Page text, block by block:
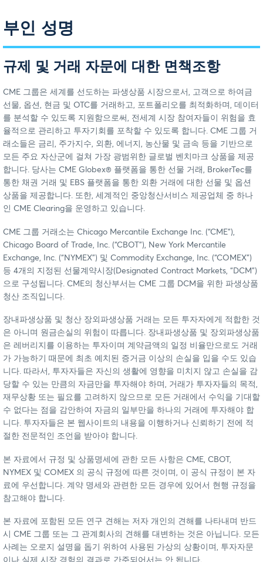
부인 성명
규제 및 거래 자문에 대한 면책조항
CME 그룹은 세계를 선도하는 파생상품 시장으로서, 고객으로 하여금
선물, 옵션, 현금 및 OTC를 거래하고, 포트폴리오를 최적화하며, 데이터
를 분석할 수 있도록 지원함으로써, 전세계 시장 참여자들이 위험을 효
율적으로 관리하고 투자기회를 포착할 수 있도록 합니다. CME 그룹 거
래소들은 금리, 주가지수, 외환, 에너지, 농산물 및 금속 등을 기반으로
모든 주요 자산군에 걸쳐 가장 광범위한 글로벌 벤치마크 상품을 제공
합니다. 당사는 CME Globex® 플랫폼을 통한 선물 거래, BrokerTec를
통한 채권 거래 및 EBS 플랫폼을 통한 외환 거래에 대한 선물 및 옵션
상품을 제공합니다. 또한, 세계적인 중앙청산서비스 제공업체 중 하나
인 CME Clearing을 운영하고 있습니다.
CME 그룹 거래소는 Chicago Mercantile Exchange Inc. (“CME”),
Chicago Board of Trade, Inc. (“CBOT”), New York Mercantile
Exchange, Inc. (“NYMEX”) 및 Commodity Exchange, Inc. (“COMEX”)
등 4개의 지정된 선물계약시장(Designated Contract Markets, “DCM”)
으로 구성됩니다. CME의 청산부서는 CME 그룹 DCM을 위한 파생상품
청산 조직입니다.
장내파생상품 및 청산 장외파생상품 거래는 모든 투자자에게 적합한 것
은 아니며 원금손실의 위험이 따릅니다. 장내파생상품 및 장외파생상품
은 레버리지를 이용하는 투자이며 계약금액의 일정 비율만으로도 거래
가 가능하기 때문에 최초 예치된 증거금 이상의 손실을 입을 수도 있습
니다. 따라서, 투자자들은 자신의 생활에 영향을 미치지 않고 손실을 감
당할 수 있는 만큼의 자금만을 투자해야 하며, 거래가 투자자들의 목적,
재무상황 또는 필요를 고려하지 않으므로 모든 거래에서 수익을 기대할
수 없다는 점을 감안하여 자금의 일부만을 하나의 거래에 투자해야 합
니다. 투자자들은 본 웹사이트의 내용을 이행하거나 신뢰하기 전에 적
절한 전문적인 조언을 받아야 합니다.
본 자료에서 규정 및 상품명세에 관한 모든 사항은 CME, CBOT,
NYMEX 및 COMEX 의 공식 규정에 따른 것이며, 이 공식 규정이 본 자
료에 우선합니다. 계약 명세와 관련한 모든 경우에 있어서 현행 규정을
참고해야 합니다.
본 자료에 포함된 모든 연구 견해는 저자 개인의 견해를 나타내며 반드
시 CME 그룹 또는 그 관계회사의 견해를 대변하는 것은 아닙니다. 모든
사례는 오로지 설명을 돕기 위하여 사용된 가상의 상황이며, 투자자문
이나 실제 시장 경험의 결과로 간주되어서는 안 됩니다.